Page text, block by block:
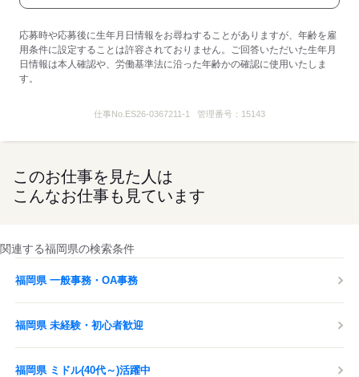
応募時や応募後に生年月日情報をお尋ねすることがありますが、年齢を雇
用条件に設定することは許容されておりません。ご回答いただいた生年月
日情報は本人確認や、労働基準法に沿った年齢かの確認に使用いたしま
す。
仕事No. ES26-0367211-1 管理番号： 15143
このお仕事を見た人は
こんなお仕事も見ています
関連する福岡県の検索条件
福岡県 一般事務・OA事務
福岡県 未経験・初心者歓迎
福岡県 ミドル(40代～)活躍中